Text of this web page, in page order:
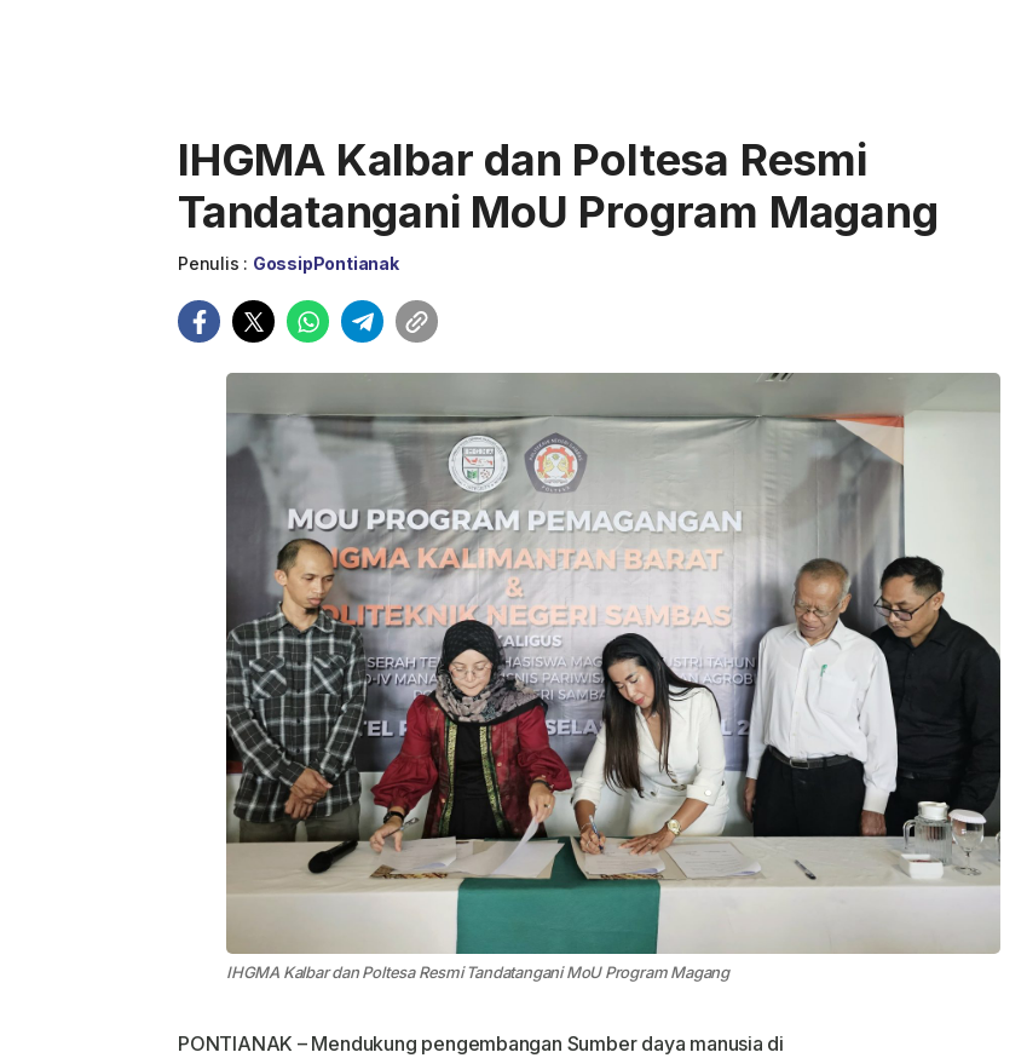
IHGMA Kalbar dan Poltesa Resmi
Tandatangani MoU Program Magang
Penulis : GossipPontianak
IHGMA Kalbar dan Poltesa Resmi Tandatangani MoU Program Magang
PONTIANAK – Mendukung pengembangan Sumber daya manusia di